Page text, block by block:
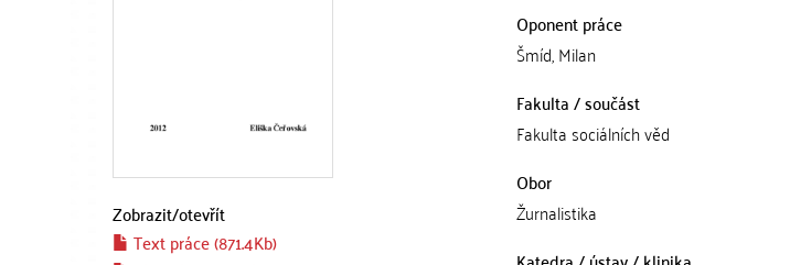
Zobrazit/otevřít
Text práce (871.4Kb)
Oponent práce
Šmíd, Milan
Fakulta / součást
Fakulta sociálních věd
Obor
Žurnalistika